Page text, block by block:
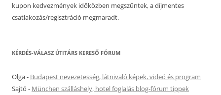
kupon kedvezmények időközben megszűntek, a díjmentes
csatlakozás/regisztráció megmaradt.
KÉRDÉS-VÁLASZ ÚTITÁRS KERESŐ FÓRUM
Olga- Budapest nevezetesség, látnivaló képek, videó és program
Sajtó - München szálláshely, hotel foglalás blog-fórum tippek